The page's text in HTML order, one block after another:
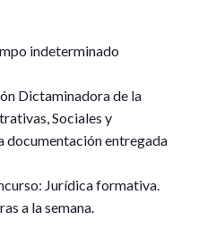
indeterminado
Dictaminadora de la
Sociales y
documentación entregada
Jurídica formativa.
a la semana.